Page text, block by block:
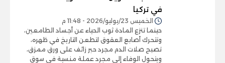
في تركيا
الخميس 23/يوليو/2026 - 11:48 م
حينما تنزع المادة ثوب الحياء عن أجساد الطامعين،
وتتحرك أصابع العقوق لتطعن التاريخ في ظهره،
تصبح صلات الدم مجرد حبر زائف على ورق ممزق،
ويتحول الوفاء إلى مجرد عملة منسية في سوق